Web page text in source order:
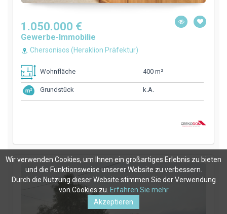
1.050.000 €
Gewerbe-Immobilie
Chersonisos (Heraklion Präfektur)
Wohnfläche 400 m²
Grundstück k.A.
Wir verwenden Cookies, um Ihnen ein großartiges Erlebnis zu bieten
und die Funktionsweise unserer Website zu verbessern.
Durch die Nutzung dieser Website stimmen Sie der Verwendung
von Cookies zu. Erfahren Sie mehr
Akzeptieren